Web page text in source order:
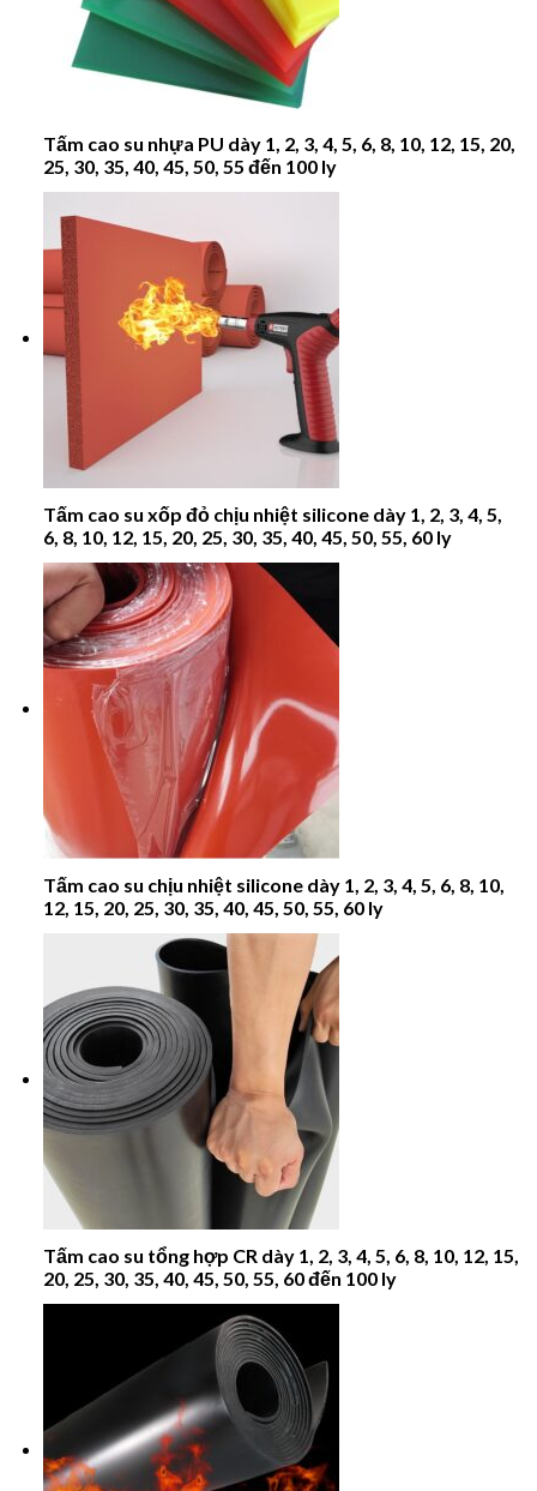
Tấm cao su nhựa PU dày 1, 2, 3, 4, 5, 6, 8, 10, 12, 15, 20,
25, 30, 35, 40, 45, 50, 55 đến 100 ly
Tấm cao su xốp đỏ chịu nhiệt silicone dày 1, 2, 3, 4, 5,
6, 8, 10, 12, 15, 20, 25, 30, 35, 40, 45, 50, 55, 60 ly
Tấm cao su chịu nhiệt silicone dày 1, 2, 3, 4, 5, 6, 8, 10,
12, 15, 20, 25, 30, 35, 40, 45, 50, 55, 60 ly
Tấm cao su tổng hợp CR dày 1, 2, 3, 4, 5, 6, 8, 10, 12, 15,
20, 25, 30, 35, 40, 45, 50, 55, 60 đến 100 ly